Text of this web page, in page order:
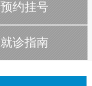
预约挂号
就诊指南